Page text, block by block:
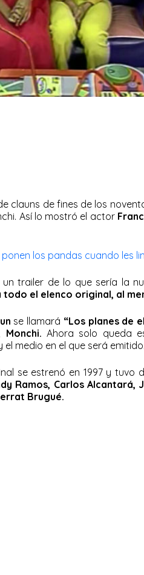
clauns de fines de los
Así lo mostró el actor
ponen los pandas cuando les
trailer de lo que sería la
el elenco original, al
se llamará “Los planes de
Ahora solo queda
medio en el que será emitido.
se estrenó en 1997 y tuvo
Ramos, Carlos Alcantará,
Brugué.